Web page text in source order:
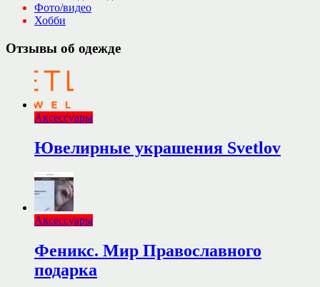
Фото/видео
Хобби
Отзывы об одежде
Аксессуары
Ювелирные украшения Svetlov
Аксессуары
Феникс. Мир Православного
подарка